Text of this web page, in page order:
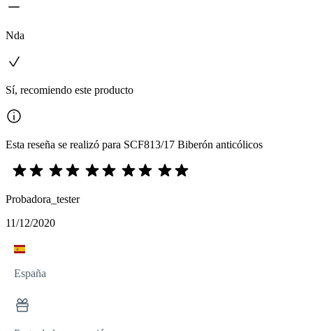
Nda
Sí, recomiendo este producto
Esta reseña se realizó para SCF813/17 Biberón anticólicos
Probadora_tester
11/12/2020
España